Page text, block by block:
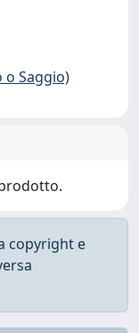
o Saggio)
copyright e